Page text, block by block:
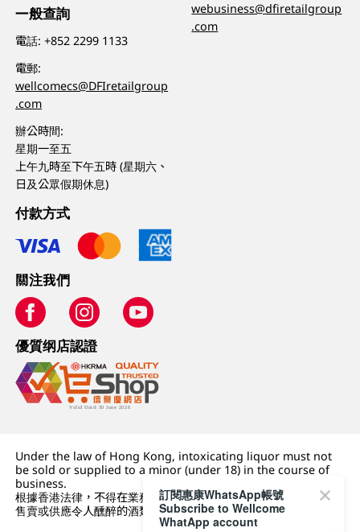
一般查詢
電話:+852 2299 1133
電郵:
wellcomecs@DFIretailgroup
.com
辦公時間:
星期一至五
上午九時至下午五時 (星期六、
日及公眾假期休息)
webusiness@dfiretailgroup
.com
付款方式
關注我們
優質纲店認證
Under the law of Hong Kong, intoxicating liquor must not
be sold or supplied to a minor (under 18) in the course of
business.
根據香港法律，不得在業務過程中，向未成年人 (18 歲以下人士)
售賣或供應令人醺醉的酒類。
訂閱惠康WhatsApp帳號
Subscribe to Wellcome
WhatApp account